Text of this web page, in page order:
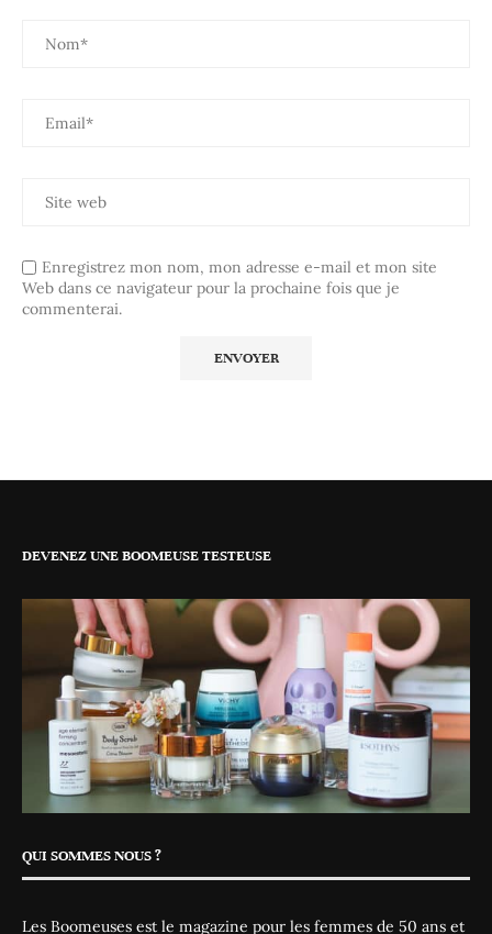
Enregistrez mon nom, mon adresse e-mail et mon site
Web dans ce navigateur pour la prochaine fois que je
commenterai.
DEVENEZ UNE BOOMEUSE TESTEUSE
QUI SOMMES NOUS ?
Les Boomeuses est le magazine pour les femmes de 50 ans et